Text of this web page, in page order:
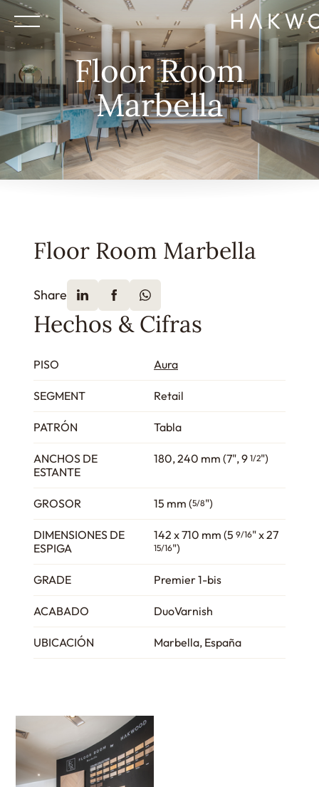
Floor Room
Marbella
Floor Room Marbella
Share
Hechos & Cifras
PISO Aura
SEGMENT Retail
PATRÓN Tabla
ANCHOS DE
ESTANTE
180, 240 mm (7", 9 1/2")
GROSOR 15 mm (5/8")
DIMENSIONES DE
ESPIGA
142 x 710 mm (5 9/16" x 27
15/16")
GRADE Premier 1-bis
ACABADO DuoVarnish
UBICACIÓN Marbella, España